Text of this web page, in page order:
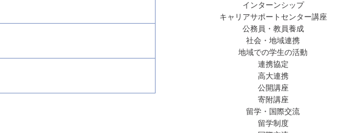
インターンシップ
キャリアサポートセンター講座
公務員・教員養成
社会・地域連携
地域での学生の活動
連携協定
高大連携
公開講座
寄附講座
留学・国際交流
留学制度